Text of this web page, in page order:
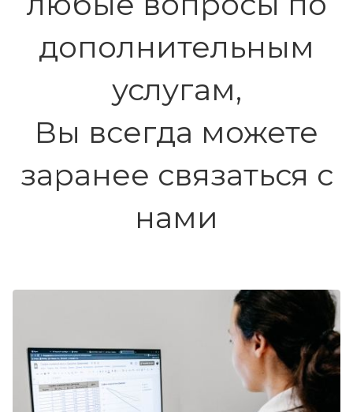
дополнительным
услугам,
Вы всегда можете
заранее связаться с
нами